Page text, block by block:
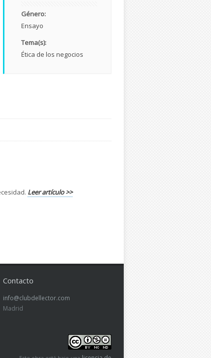
Género:
Ensayo
Tema(s):
Ética de los negocios
Leer artículo >>
Contacto
info@clubdellector.com
Madrid